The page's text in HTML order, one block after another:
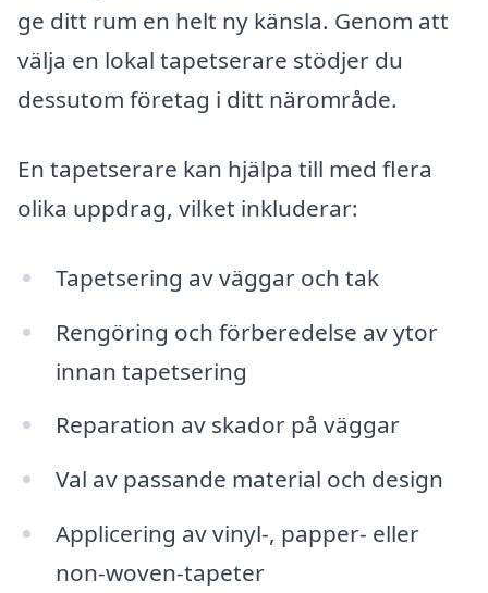
ge ditt rum en helt ny känsla. Genom att
välja en lokal tapetserare stödjer du
dessutom företag i ditt närområde.
En tapetserare kan hjälpa till med flera
olika uppdrag, vilket inkluderar:
Tapetsering av väggar och tak
Rengöring och förberedelse av ytor
innan tapetsering
Reparation av skador på väggar
Val av passande material och design
Applicering av vinyl-, papper- eller
non-woven-tapeter